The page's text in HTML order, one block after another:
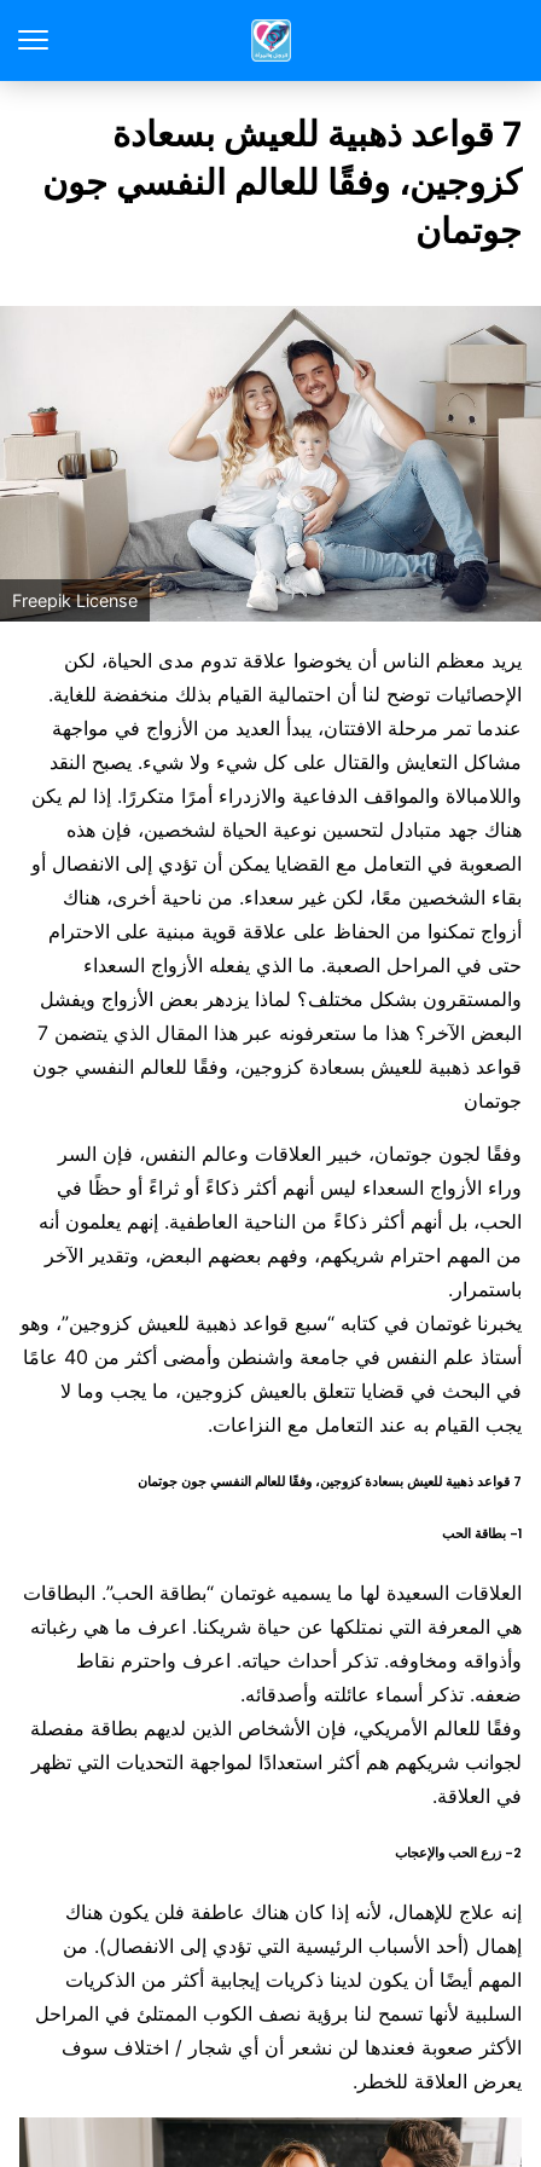
7 قواعد ذهبية للعيش بسعادة
كزوجين، وفقًا للعالم النفسي جون
جوتمان
Freepik License
يريد معظم الناس أن يخوضوا علاقة تدوم مدى الحياة، لكن
الإحصائيات توضح لنا أن احتمالية القيام بذلك منخفضة للغاية.
عندما تمر مرحلة الافتتان، يبدأ العديد من الأزواج في مواجهة
مشاكل التعايش والقتال على كل شيء ولا شيء. يصبح النقد
واللامبالاة والمواقف الدفاعية والازدراء أمرًا متكررًا. إذا لم يكن
هناك جهد متبادل لتحسين نوعية الحياة لشخصين، فإن هذه
الصعوبة في التعامل مع القضايا يمكن أن تؤدي إلى الانفصال أو
بقاء الشخصين معًا، لكن غير سعداء. من ناحية أخرى، هناك
أزواج تمكنوا من الحفاظ على علاقة قوية مبنية على الاحترام
حتى في المراحل الصعبة. ما الذي يفعله الأزواج السعداء
والمستقرون بشكل مختلف؟ لماذا يزدهر بعض الأزواج ويفشل
البعض الآخر؟ هذا ما ستعرفونه عبر هذا المقال الذي يتضمن 7
قواعد ذهبية للعيش بسعادة كزوجين، وفقًا للعالم النفسي جون
جوتمان
وفقًا لجون جوتمان، خبير العلاقات وعالم النفس، فإن السر
وراء الأزواج السعداء ليس أنهم أكثر ذكاءً أو ثراءً أو حظًا في
الحب، بل أنهم أكثر ذكاءً من الناحية العاطفية. إنهم يعلمون أنه
من المهم احترام شريكهم، وفهم بعضهم البعض، وتقدير الآخر
باستمرار.
يخبرنا غوتمان في كتابه “سبع قواعد ذهبية للعيش كزوجين”، وهو
أستاذ علم النفس في جامعة واشنطن وأمضى أكثر من 40 عامًا
في البحث في قضايا تتعلق بالعيش كزوجين، ما يجب وما لا
يجب القيام به عند التعامل مع النزاعات.
7 قواعد ذهبية للعيش بسعادة كزوجين، وفقًا للعالم النفسي جون جوتمان
1- بطاقة الحب
العلاقات السعيدة لها ما يسميه غوتمان “بطاقة الحب”. البطاقات
هي المعرفة التي نمتلكها عن حياة شريكنا. اعرف ما هي رغباته
وأذواقه ومخاوفه. تذكر أحداث حياته. اعرف واحترم نقاط
ضعفه. تذكر أسماء عائلته وأصدقائه.
وفقًا للعالم الأمريكي، فإن الأشخاص الذين لديهم بطاقة مفصلة
لجوانب شريكهم هم أكثر استعدادًا لمواجهة التحديات التي تظهر
في العلاقة.
2- زرع الحب والإعجاب
إنه علاج للإهمال، لأنه إذا كان هناك عاطفة فلن يكون هناك
إهمال (أحد الأسباب الرئيسية التي تؤدي إلى الانفصال). من
المهم أيضًا أن يكون لدينا ذكريات إيجابية أكثر من الذكريات
السلبية لأنها تسمح لنا برؤية نصف الكوب الممتلئ في المراحل
الأكثر صعوبة فعندها لن نشعر أن أي شجار / اختلاف سوف
يعرض العلاقة للخطر.